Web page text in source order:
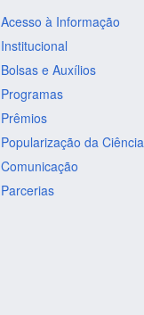
Acesso à Informação
Institucional
Bolsas e Auxílios
Programas
Prêmios
Popularização da Ciência
Comunicação
Parcerias